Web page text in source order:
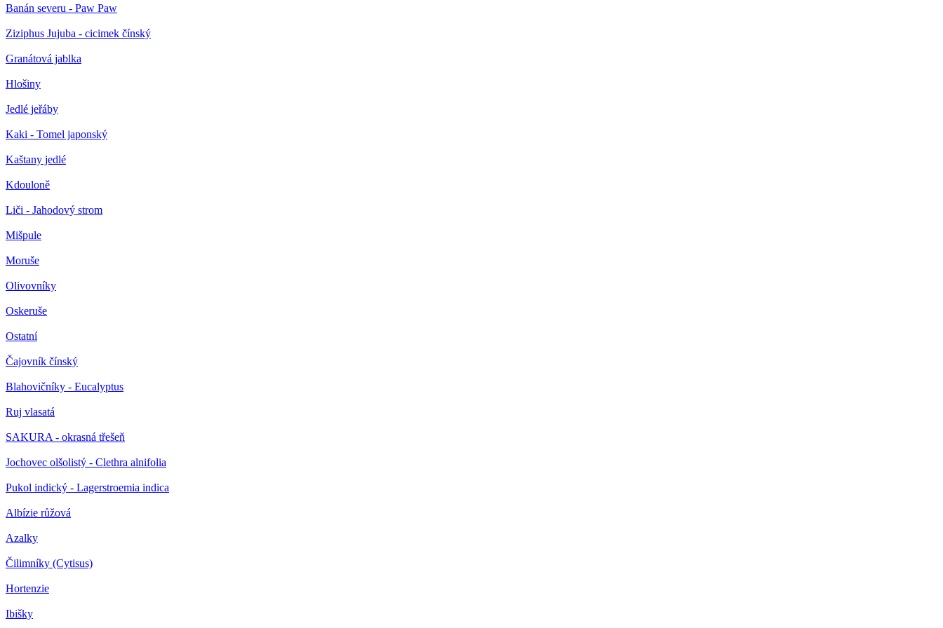
Banán severu - Paw Paw
Ziziphus Jujuba - cicimek čínský
Granátová jablka
Hlošiny
Jedlé jeřáby
Kaki - Tomel japonský
Kaštany jedlé
Kdouloně
Liči - Jahodový strom
Mišpule
Moruše
Olivovníky
Oskeruše
Ostatní
Čajovník čínský
Blahovičníky - Eucalyptus
Ruj vlasatá
SAKURA - okrasná třešeň
Jochovec olšolistý - Clethra alnifolia
Pukol indický - Lagerstroemia indica
Albízie růžová
Azalky
Čilimníky (Cytisus)
Hortenzie
Ibišky